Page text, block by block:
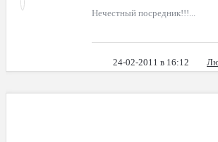
Нечестный посредник!!!...
24-02-2011 в 16:12